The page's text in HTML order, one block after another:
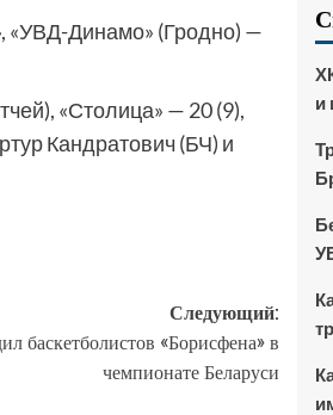
«УВД-Динамо» (Гродно) —
«Столица» — 20 (9),
Кандратович (БЧ) и
Следующий:
баскетболистов «Борисфена» в
чемпионате Беларуси
и